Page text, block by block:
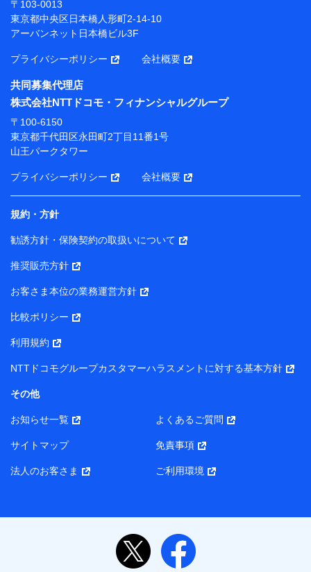
プが提供する保険関連サービスにおけるユーザー登録受
付および管理のため
当社または株式会社NTTドコモ・フィナンシャルグルー
携会社の保険その他に関する情報を提供するため、また
維持管理等の委託業務遂行のため、またそれらに付帯、
関連する当社または株式会社NTTドコモ・フィナンシャ
ルグループおよび提携会社のサービスを案内、提供する
ため
（各サービスで取得したサービス利用履歴、ウェブサイ
トの閲覧履歴、購買履歴、ご契約内容等のパーソナルデ
ータを分析して、お客さまの趣味・嗜好・傾向に応じた
サービス・商品等に関するご提案や広告の配信等を行う
ことがあります。）
各種セミナーの開催のため
コンサルティングサービスの実施のため
アンケートやキャンペーン等の実施のため
上記に係る案内・手続き・管理等付帯業務を行うため
所・代表者名】
り）
株式会社NTTドコモ・フィナンシャルグループ 代表取締役
社長 廣井 孝史
東京都中央区日本橋人形町2-14-10 アーバンネット日本橋
株式会社ドコモ・インシュアランス 代表取締役社長 吉
村 忠義
また当社は、オンライン面談による保険のご相談にあたっ
氏名、生年月日、住所、メールアドレス、電話番号、個
人の属性に関する情報、資料請求の情報（有無を含みま
〒103-0013
東京都中央区日本橋人形町2-14-10
アーバンネット日本橋ビル3F
プライバシーポリシー 会社概要
共同募集代理店
株式会社NTTドコモ・フィナンシャルグループ
〒100-6150
東京都千代田区永田町2丁目11番1号
山王パークタワー
プライバシーポリシー 会社概要
規約・方針
勧誘方針・保険契約の取扱いについて
推奨販売方針
お客さま本位の業務運営方針
比較ポリシー
利用規約
NTTドコモグループカスタマーハラスメントに対する基本方針
その他
お知らせ一覧 よくあるご質問
サイトマップ 免責事項
法人のお客さま ご利用環境